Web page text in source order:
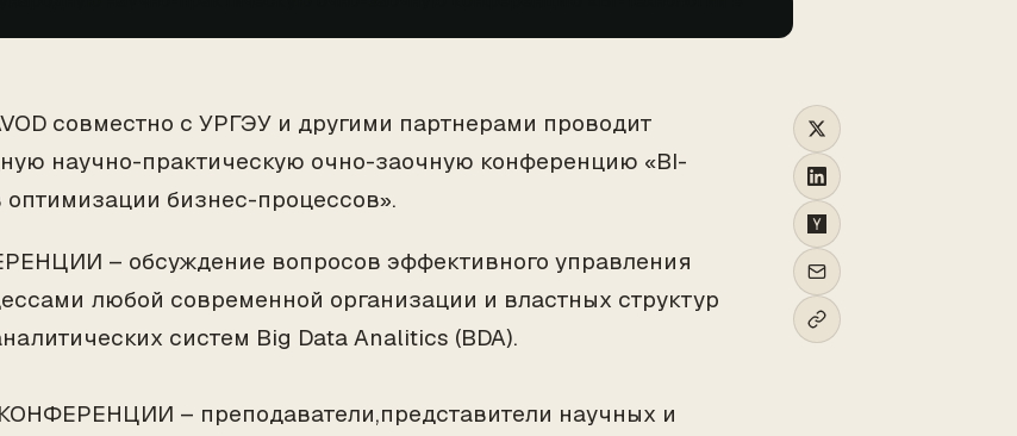
совместно с УРГЭУ и другими партнерами проводит
научно-практическую очно-заочную конференцию «BI-
оптимизации бизнес-процессов».
– обсуждение вопросов эффективного управления
любой современной организации и властных структур
систем Big Data Analitics (BDA).
– преподаватели,представители научных и